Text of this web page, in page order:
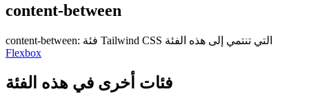
content-between
content-between:
فئة Tailwind CSS التي تنتمي إلى هذه الفئة
Flexbox
فئات أخرى في هذه الفئة